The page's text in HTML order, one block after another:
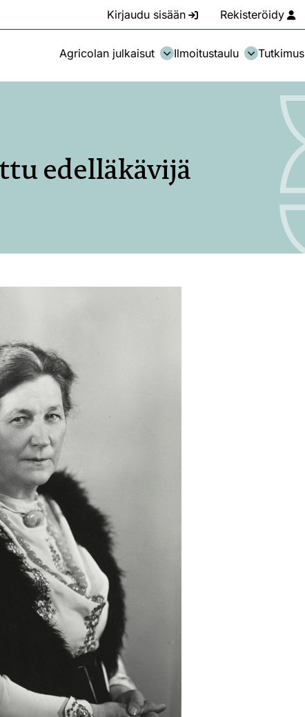
Kirjaudu sisään Rekisteröidy
Agricolan julkaisut Ilmoitustaulu Tutkimus
edelläkävijä